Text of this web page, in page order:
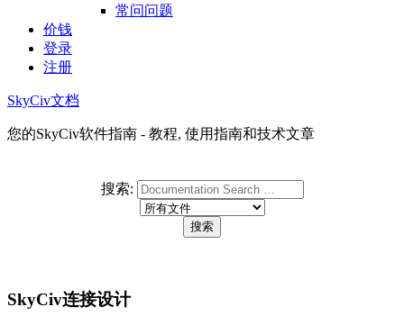
常问问题
价钱
登录
注册
SkyCiv文档
您的SkyCiv软件指南 - 教程, 使用指南和技术文章
搜索:
SkyCiv连接设计